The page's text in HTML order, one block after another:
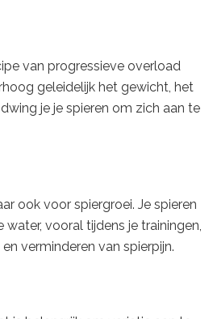
van progressieve overload
geleidelijk het gewicht, het
je je spieren om zich aan te
ook voor spiergroei. Je spieren
vooral tijdens je trainingen,
verminderen van spierpijn.